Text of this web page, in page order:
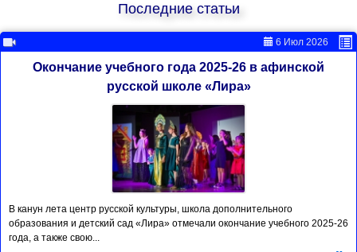
Последние статьи
6 Июл 2026
Окончание учебного года 2025-26 в афинской
русской школе «Лира»
В канун лета центр русской культуры, школа дополнительного
образования и детский сад «Лира» отмечали окончание учебного 2025-26
года, а также свою...